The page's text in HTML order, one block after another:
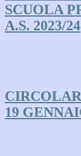
SCUOLA
A.S. 2023/24
19